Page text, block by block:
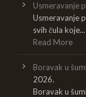
Usmeravanje
Usmeravanje
svih čula koje...
Read More
Boravak u
2026.
Boravak u